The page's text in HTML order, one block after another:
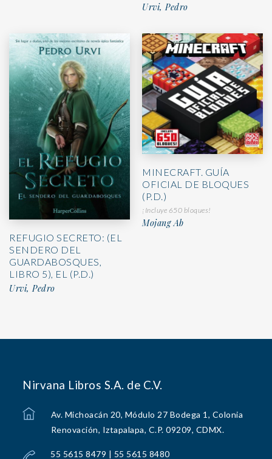
Urvi, Pedro
REFUGIO SECRETO: (EL
SENDERO DEL
GUARDABOSQUES,
LIBRO 5), EL (P.D.)
Urvi, Pedro
MINECRAFT. GUÍA
OFICIAL DE BLOQUES
(P.D.)
¡Incluye 650 bloques!
Mojang Ab
Nirvana Libros S.A. de C.V.
Av. Michoacán 20, Módulo 27 Bodega 1, Colonia
Renovación, Iztapalapa, C.P. 09209, CDMX.
55 5615 8479 | 55 5615 8480